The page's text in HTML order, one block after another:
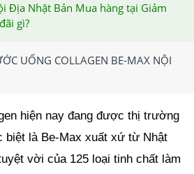
Địa Nhật Bản Mua hàng tại Giảm
gì?
UỐNG COLLAGEN BE-MAX NỘI
hiện nay đang được thị trường
biệt là Be-Max xuất xứ từ Nhật
vời của 125 loại tinh chất làm